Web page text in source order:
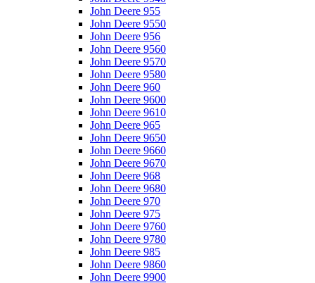
John Deere 955
John Deere 9550
John Deere 956
John Deere 9560
John Deere 9570
John Deere 9580
John Deere 960
John Deere 9600
John Deere 9610
John Deere 965
John Deere 9650
John Deere 9660
John Deere 9670
John Deere 968
John Deere 9680
John Deere 970
John Deere 975
John Deere 9760
John Deere 9780
John Deere 985
John Deere 9860
John Deere 9900